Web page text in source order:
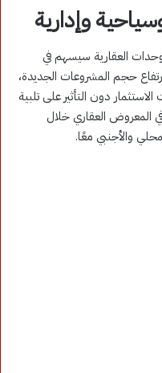
وإدارية
العقارية سيسهم في
حجم المشروعات الجديدة،
دون التأثير على تلبية
المعروض العقاري خلال
والأجنبي معًا.